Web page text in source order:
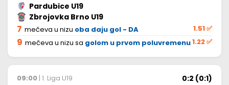
Pardubice U19
Zbrojovka Brno U19
7 mečeva u nizu oba daju gol - DA 1.51✅
9 mečeva u nizu sa golom u prvom poluvremenu1.22✅
09:00 | 1. Liga U19
0:2 (0:1)